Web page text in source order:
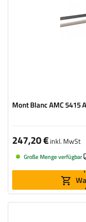
Mont Blanc AMC 5415
247,20 €inkl. MwSt
Große Menge verfügbar